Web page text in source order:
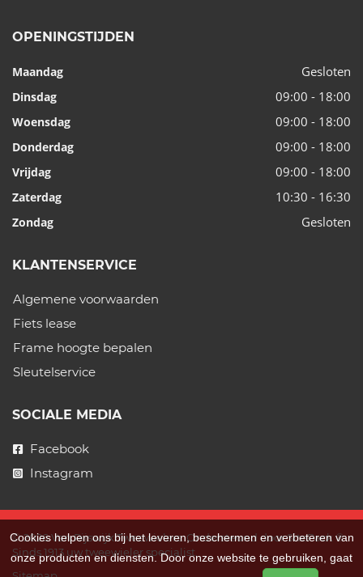
OPENINGSTIJDEN
Maandag Gesloten
Dinsdag 09:00 - 18:00
Woensdag 09:00 - 18:00
Donderdag 09:00 - 18:00
Vrijdag 09:00 - 18:00
Zaterdag 10:30 - 16:30
Zondag Gesloten
KLANTENSERVICE
Algemene voorwaarden
Fiets lease
Frame hoogte bepalen
Sleutelservice
SOCIALE MEDIA
Facebook
Instagram
© 2026 Van Rijswijk Tweewielers. Ondersteund doorSitePack ®
Sinds 1913 uw tweewieler specialist.
Cookies helpen ons bij het leveren, beschermen en verbeteren van
onze producten en diensten. Door onze website te gebruiken, gaat